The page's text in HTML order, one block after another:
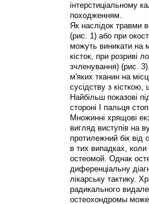
інтерстиціальному
походженням.
Як наслідок травми
(рис. 1) або при
можуть виникати на
кісток, при розриві
зчленування) (рис.
м'яких тканин на
сусідству з кісткою,
Найбільш показові
стороні I пальця
Множинні хрящові
вигляд виступів на
протилежний бік від
в тих випадках,
остеомой. Однак
диференціальну
лікарську тактику.
радикального
остеохондромы може